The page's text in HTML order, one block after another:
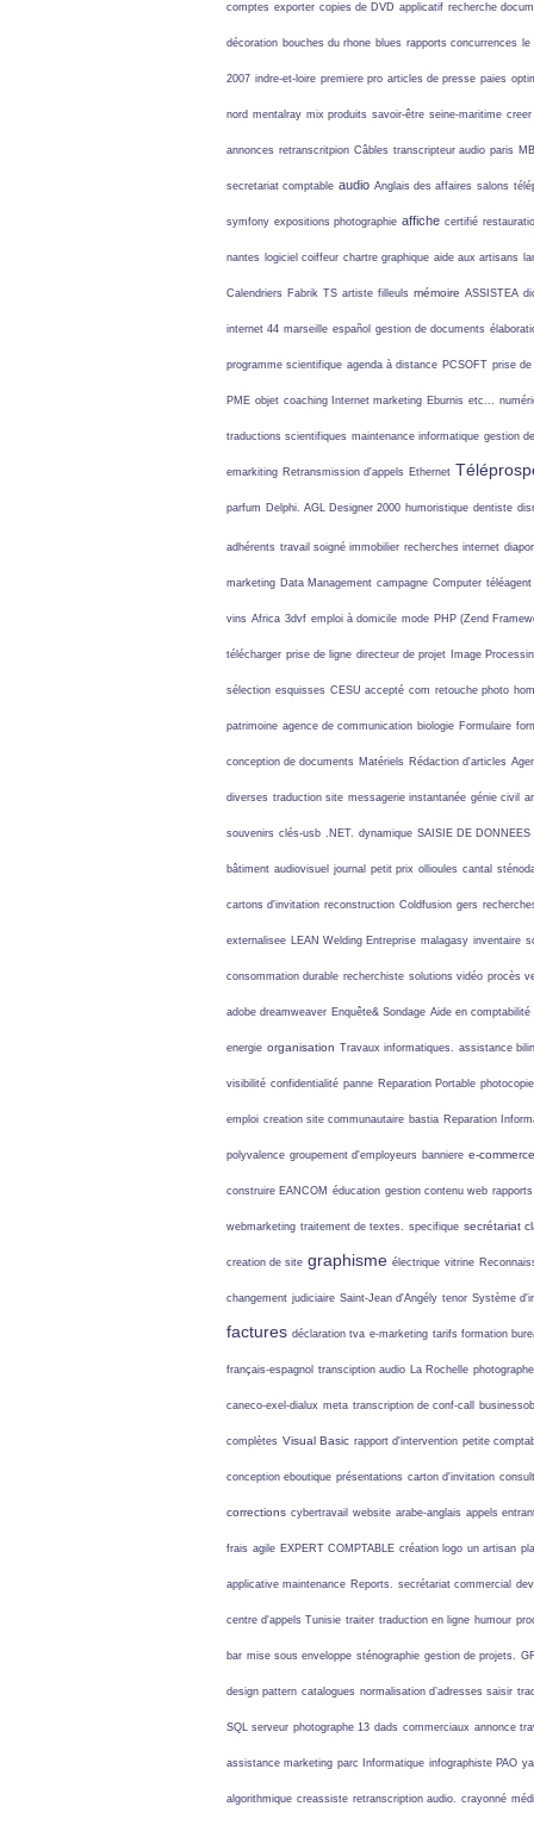
comptes exporter copies de DVD applicatif recherche
décoration bouches du rhone blues rapports concurrences
2007 indre-et-loire premiere pro articles de presse paies
nord mentalray mix produits savoir-être seine-maritime creer
annonces retranscritpion Câbles transcripteur audio paris
secretariat comptable audio Anglais des affaires salons
symfony expositions photographie affiche certifié
nantes logiciel coiffeur chartre graphique aide aux artisans
Calendriers Fabrik TS artiste filleuls mémoire ASSISTEA
internet 44 marseille español gestion de documents
programme scientifique agenda à distance PCSOFT prise de
PME objet coaching Internet marketing Eburnis etc...
traductions scientifiques maintenance informatique gestion
emarkiting Retransmission d'appels Ethernet
parfum Delphi. AGL Designer 2000 humoristique dentiste
adhérents travail soigné immobilier recherches internet
marketing Data Management campagne Computer téléagent
vins Africa 3dvf emploi à domicile mode PHP (Zend
télécharger prise de ligne directeur de projet Image
sélection esquisses CESU accepté com retouche photo
patrimoine agence de communication biologie Formulaire
conception de documents Matériels Rédaction d'articles
diverses traduction site messagerie instantanée génie civil
souvenirs clés-usb .NET. dynamique SAISIE DE DONNEES
bâtiment audiovisuel journal petit prix ollioules cantal
cartons d'invitation reconstruction Coldfusion gers
externalisee LEAN Welding Entreprise malagasy inventaire
consommation durable recherchiste solutions vidéo procès
adobe dreamweaver Enquête& Sondage Aide en comptabilité
energie organisation Travaux informatiques. assistance
visibilité confidentialité panne Reparation Portable photocopie
emploi creation site communautaire bastia Reparation
polyvalence groupement d'employeurs banniere e-commerce
construire EANCOM éducation gestion contenu web
webmarketing traitement de textes. specifique secrétariat
creation de site graphisme électrique vitrine
changement judiciaire Saint-Jean d'Angély tenor Système
factures déclaration tva e-marketing tarifs formation
français-espagnol transciption audio La Rochelle
caneco-exel-dialux meta transcription de conf-call
complètes Visual Basic rapport d'intervention petite
conception eboutique présentations carton d'invitation
corrections cybertravail website arabe-anglais appels
frais agile EXPERT COMPTABLE création logo un artisan
applicative maintenance Reports. secrétariat commercial
centre d'appels Tunisie traiter traduction en ligne humour
bar mise sous enveloppe sténographie gestion de projets.
design pattern catalogues normalisation d’adresses saisir
SQL serveur photographe 13 dads commerciaux annonce
assistance marketing parc Informatique infographiste PAO
algorithmique creassiste retranscription audio. crayonné